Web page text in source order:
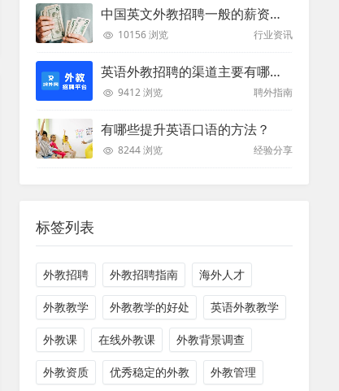
中国英文外教招聘一般的薪资是多少？
10156 浏览 行业资讯
英语外教招聘的渠道主要有哪些？
9412 浏览 聘外指南
有哪些提升英语口语的方法？
8244 浏览 经验分享
标签列表
外教招聘 外教招聘指南 海外人才
外教教学 外教教学的好处 英语外教教学
外教课 在线外教课 外教背景调查
外教资质 优秀稳定的外教 外教管理